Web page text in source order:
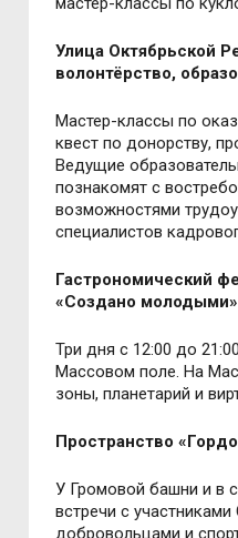
Улица Октябрьской
волонтёрство,
Мастер-классы по
квест по донорству,
Ведущие
познакомят с
возможностями
специалистов
Гастрономический
«Создано молодыми»
Три дня с 12:00 до
Массовом поле. На
зоны, планетарий и
Пространство
У Громовой башни и в
встречи с